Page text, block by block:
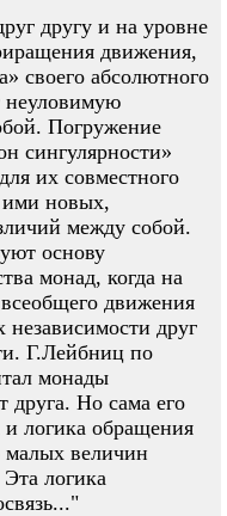
другу и на уровне
движения,
своего абсолютного
неуловимую
Погружение
сингулярности»
их совместного
ими новых,
между собой.
основу
монад, когда на
движения
независимости друг
Г.Лейбниц по
монады
друга. Но сама его
логика обращения
малых величин
логика